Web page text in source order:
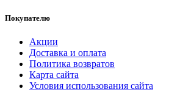
Покупателю
Акции
Доставка и оплата
Политика возвратов
Карта сайта
Условия использования сайта